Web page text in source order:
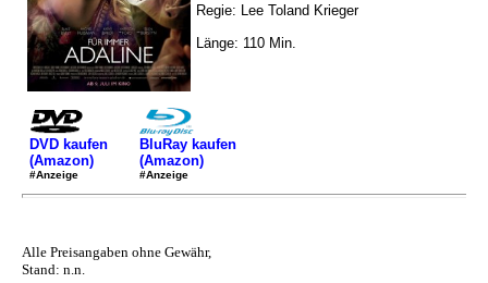
Regie: Lee Toland Krieger
Länge: 110 Min.
DVD kaufen
(Amazon)
#Anzeige
BluRay kaufen
(Amazon)
#Anzeige
Alle Preisangaben ohne Gewähr,
Stand: n.n.